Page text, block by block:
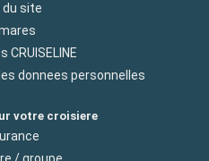
du site
CRUISELINE
donnees personnelles
votre croisiere